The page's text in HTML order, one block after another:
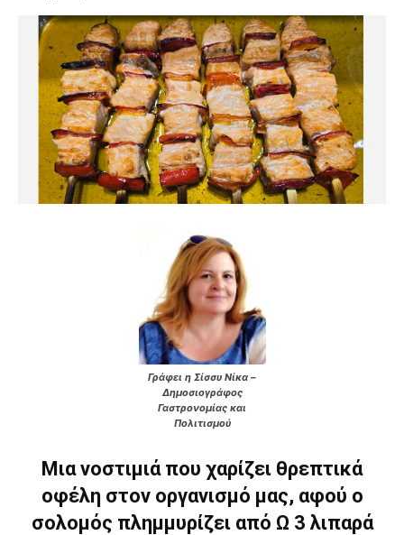
Γράφει η Σίσσυ Νίκα –
Δημοσιογράφος
Γαστρονομίας και
Πολιτισμού
Μια νοστιμιά που χαρίζει θρεπτικά
οφέλη στον οργανισμό μας, αφού ο
σολομός πλημμυρίζει από Ω 3 λιπαρά